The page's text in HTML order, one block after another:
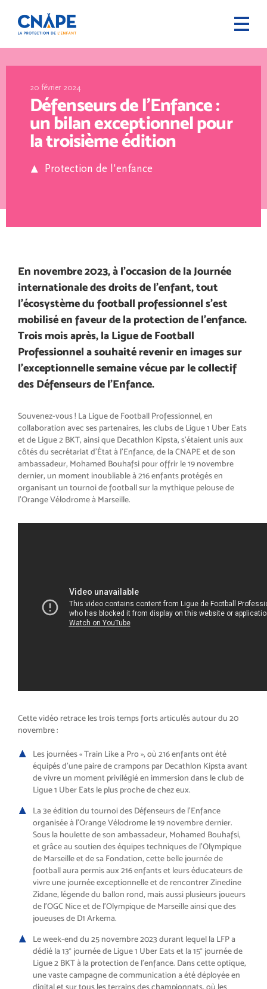
20 février 2024
Défenseurs de l’Enfance :
un bilan exceptionnel pour
la troisième édition
Protection de l'enfance
En novembre 2023, à l’occasion de la Journée
internationale des droits de l’enfant, tout
l’écosystème du football professionnel s’est
mobilisé en faveur de la protection de l’enfance.
Trois mois après, la Ligue de Football
Professionnel a souhaité revenir en images sur
l’exceptionnelle semaine vécue par le collectif
des Défenseurs de l’Enfance.
Souvenez-vous ! La Ligue de Football Professionnel, en
collaboration avec ses partenaires, les clubs de Ligue 1 Uber Eats
et de Ligue 2 BKT, ainsi que Decathlon Kipsta, s’étaient unis aux
côtés du secrétariat d’État à l’Enfance, de la CNAPE et de son
ambassadeur, Mohamed Bouhafsi pour offrir le 19 novembre
dernier, un moment inoubliable à 216 enfants protégés en
organisant un tournoi de football sur la mythique pelouse de
l’Orange Vélodrome à Marseille.
Cette vidéo retrace les trois temps forts articulés autour du 20
novembre :
Les journées « Train Like a Pro », où 216 enfants ont été
équipés d’une paire de crampons par Decathlon Kipsta avant
de vivre un moment privilégié en immersion dans le club de
Ligue 1 Uber Eats le plus proche de chez eux.
La 3e édition du tournoi des Défenseurs de l’Enfance
organisée à l’Orange Vélodrome le 19 novembre dernier.
Sous la houlette de son ambassadeur, Mohamed Bouhafsi,
et grâce au soutien des équipes techniques de l’Olympique
de Marseille et de sa Fondation, cette belle journée de
football aura permis aux 216 enfants et leurs éducateurs de
vivre une journée exceptionnelle et de rencontrer Zinedine
Zidane, légende du ballon rond, mais aussi plusieurs joueurs
de l’OGC Nice et de l’Olympique de Marseille ainsi que des
joueuses de D1 Arkema.
Le week-end du 25 novembre 2023 durant lequel la LFP a
dédié la 13e journée de Ligue 1 Uber Eats et la 15e
journée de
Ligue 2 BKT à la protection de l’enfance. Dans cette optique,
une vaste campagne de communication a été déployée en
digital et sur tous les terrains des championnats, où les